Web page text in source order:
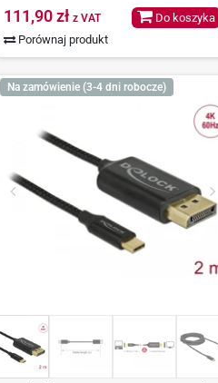
111,90 zł z VAT
Porównaj produkt
Do koszyka
Na zamówienie (3-4 dni robocze)